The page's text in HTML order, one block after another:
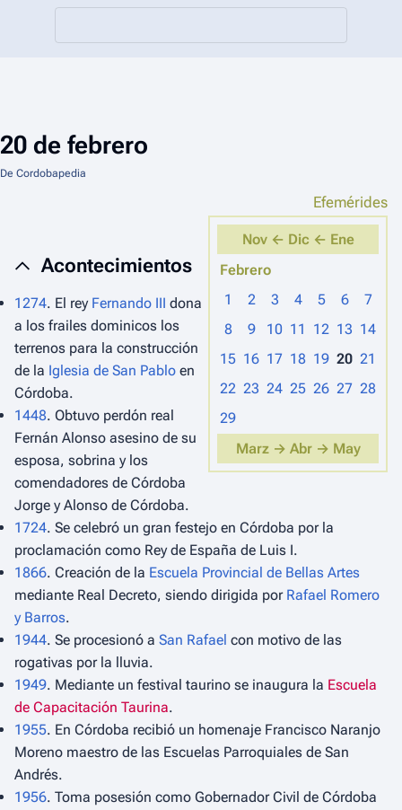
20 de febrero
De Cordobapedia
Efemérides
Nov ← Dic ← Ene
Febrero
1
2 3 4 5 6
7
8
9 10 11 12 13 14
15 16 17 18 19 20 21
22 23 24 25 26 27 28
29
Marz → Abr → May
Acontecimientos
1274. El rey Fernando III dona
a los frailes dominicos los
terrenos para la construcción
de la Iglesia de San Pablo en
Córdoba.
1448. Obtuvo perdón real
Fernán Alonso asesino de su
esposa, sobrina y los
comendadores de Córdoba
Jorge y Alonso de Córdoba.
1724. Se celebró un gran festejo en Córdoba por la
proclamación como Rey de España de Luis I.
1866. Creación de la Escuela Provincial de Bellas Artes
mediante Real Decreto, siendo dirigida por Rafael Romero
y Barros.
1944. Se procesionó a San Rafael con motivo de las
rogativas por la lluvia.
1949. Mediante un festival taurino se inaugura la Escuela
de Capacitación Taurina.
1955. En Córdoba recibió un homenaje Francisco Naranjo
Moreno maestro de las Escuelas Parroquiales de San
Andrés.
1956. Toma posesión como Gobernador Civil de Córdoba